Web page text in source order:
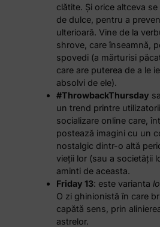
clătite. Și orice altceva
de dulce, pentru a
ulterioară. Vine de la
shrove, care înseamnă,
spovedi (a mărturisi
care are puterea de a le
absolvi de ele).
#ThrowbackThursday
un trend printre
socializare online care,
postează imagini cu un
nostalgic dintr-o altă
vieții lor (sau a societății
aminti de aceasta.
Friday 13: este varianta
O zi ghinionistă în care
capătă sens, prin
astrelor.